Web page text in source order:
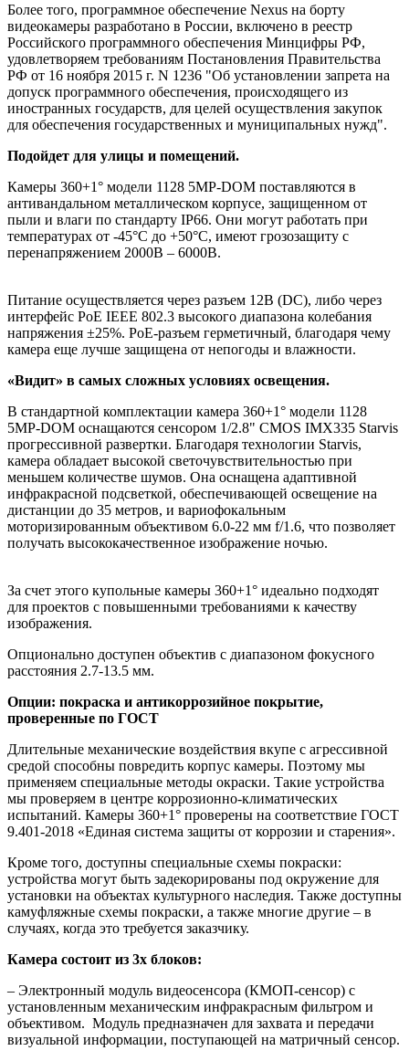
Более того, программное обеспечение Nexus на борту
видеокамеры разработано в России, включено в реестр
Российского программного обеспечения Минцифры РФ,
удовлетворяем требованиям Постановления Правительства
РФ от 16 ноября 2015 г. N 1236 "Об установлении запрета на
допуск программного обеспечения, происходящего из
иностранных государств, для целей осуществления закупок
для обеспечения государственных и муниципальных нужд".
Подойдет для улицы и помещений.
Камеры 360+1° модели 1128 5MP-DOM поставляются в
антивандальном металлическом корпусе, защищенном от
пыли и влаги по стандарту IP66. Они могут работать при
температурах от -45°С до +50°С, имеют грозозащиту с
перенапряжением 2000В – 6000В.
Питание осуществляется через разъем 12В (DC), либо через
интерфейс PoE IEEE 802.3 высокого диапазона колебания
напряжения ±25%. PoE-разъем герметичный, благодаря чему
камера еще лучше защищена от непогоды и влажности.
«Видит» в самых сложных условиях освещения.
В стандартной комплектации камера 360+1° модели 1128
5MP-DOM оснащаются сенсором 1/2.8" CMOS IMX335 Starvis
прогрессивной развертки. Благодаря технологии Starvis,
камера обладает высокой светочувствительностью при
меньшем количестве шумов. Она оснащена адаптивной
инфракрасной подсветкой, обеспечивающей освещение на
дистанции до 35 метров, и вариофокальным
моторизированным объективом 6.0-22 мм f/1.6, что позволяет
получать высококачественное изображение ночью.
За счет этого купольные камеры 360+1° идеально подходят
для проектов с повышенными требованиями к качеству
изображения.
Опционально доступен объектив с диапазоном фокусного
расстояния 2.7-13.5 мм.
Опции: покраска и антикоррозийное покрытие,
проверенные по ГОСТ
Длительные механические воздействия вкупе с агрессивной
средой способны повредить корпус камеры. Поэтому мы
применяем специальные методы окраски. Такие устройства
мы проверяем в центре коррозионно-климатических
испытаний. Камеры 360+1° проверены на соответствие ГОСТ
9.401-2018 «Единая система защиты от коррозии и старения».
Кроме того, доступны специальные схемы покраски:
устройства могут быть задекорированы под окружение для
установки на объектах культурного наследия. Также доступны
камуфляжные схемы покраски, а также многие другие – в
случаях, когда это требуется заказчику.
Камера состоит из 3х блоков:
– Электронный модуль видеосенсора (КМОП-сенсор) с
установленным механическим инфракрасным фильтром и
объективом. Модуль предназначен для захвата и передачи
визуальной информации, поступающей на матричный сенсор.